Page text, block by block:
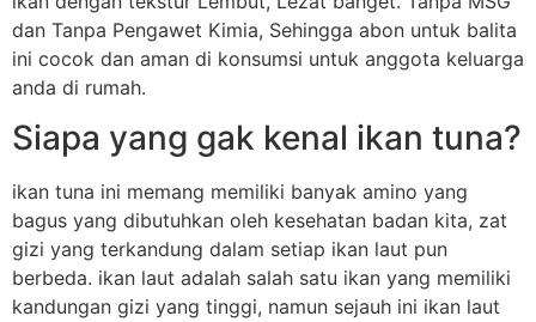
dan Tanpa Pengawet Kimia, Sehingga abon untuk balita
ini cocok dan aman di konsumsi untuk anggota keluarga
anda di rumah.
Siapa yang gak kenal ikan tuna?
ikan tuna ini memang memiliki banyak amino yang
bagus yang dibutuhkan oleh kesehatan badan kita, zat
gizi yang terkandung dalam setiap ikan laut pun
berbeda. ikan laut adalah salah satu ikan yang memiliki
kandungan gizi yang tinggi, namun sejauh ini ikan laut